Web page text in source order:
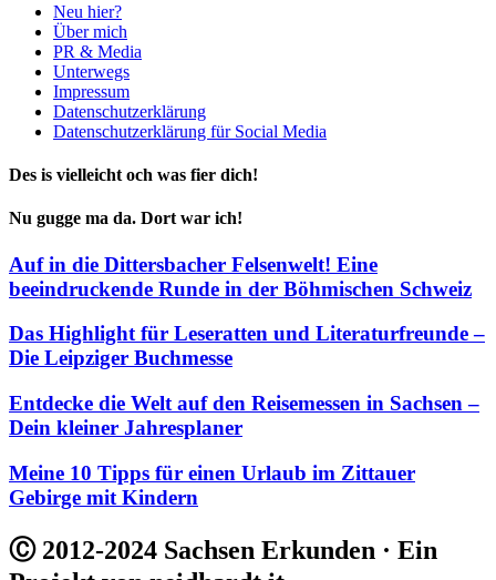
Neu hier?
Über mich
PR & Media
Unterwegs
Impressum
Datenschutzerklärung
Datenschutzerklärung für Social Media
Des is vielleicht och was fier dich!
Nu gugge ma da. Dort war ich!
Auf in die Dittersbacher Felsenwelt! Eine
beeindruckende Runde in der Böhmischen Schweiz
Das Highlight für Leseratten und Literaturfreunde –
Die Leipziger Buchmesse
Entdecke die Welt auf den Reisemessen in Sachsen –
Dein kleiner Jahresplaner
Meine 10 Tipps für einen Urlaub im Zittauer
Gebirge mit Kindern
Ⓒ 2012-2024 Sachsen Erkunden · Ein